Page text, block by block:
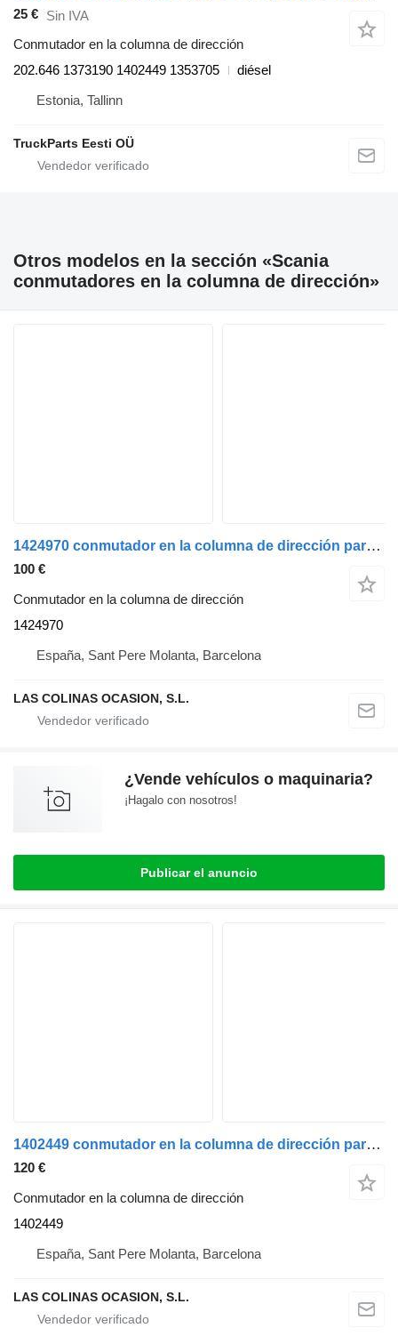
25 € Sin IVA
Conmutador en la columna de dirección
202.646 1373190 1402449 1353705
diésel
Estonia, Tallinn
TruckParts Eesti OÜ
Otros modelos en la sección «Scania
conmutadores en la columna de dirección»
1424970 conmutador en la columna de dirección para Scania SCANIA P94 camión
100 €
Conmutador en la columna de dirección
1424970
España, Sant Pere Molanta, Barcelona
LAS COLINAS OCASION, S.L.
¿Vende vehículos o maquinaria?
¡Hagalo con nosotros!
Publicar el anuncio
1402449 conmutador en la columna de dirección para Scania SCANIA P94 camión
120 €
Conmutador en la columna de dirección
1402449
España, Sant Pere Molanta, Barcelona
LAS COLINAS OCASION, S.L.